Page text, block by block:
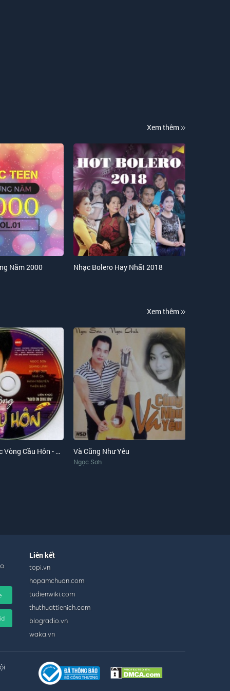
Xem thêm
Năm 2000 Nhạc Bolero Hay Nhất 2018
Xem thêm
Liên Khúc Chiếc Vòng Cầu Hôn - Người Em Cùng Xóm CD 1 Và Cũng Như Yêu
Ngọc Sơn
Liên kết
topi.vn
hopamchuan.com
tudienwiki.com
thuthuattienich.com
blogradio.vn
waka.vn